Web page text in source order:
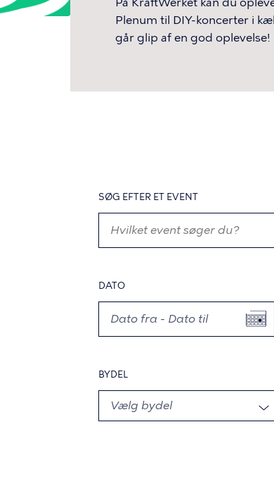
Plenum til DIY-koncerter i
går glip af en god oplevelse!
SØG EFTER ET EVENT
DATO
BYDEL